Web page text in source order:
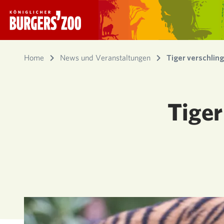
- Startseite
Home News und Veranstaltungen Tiger